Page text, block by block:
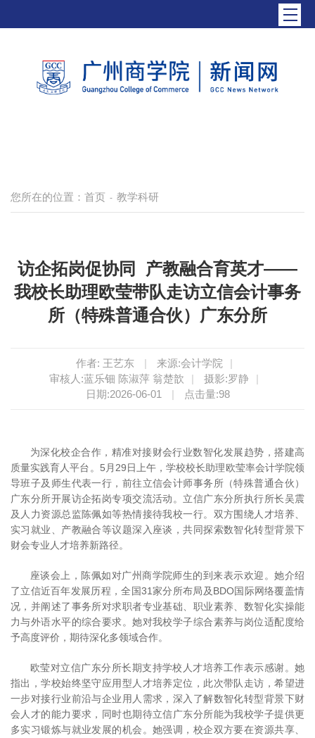
您所在的位置： 首页 - 教学科研
访企拓岗促协同 产教融合育英才——
我校长助理欧莹带队走访立信会计事务
所（特殊普通合伙）广东分所
作者: 王艺东 | 来源:会计学院
|
审核人:蓝乐钿 陈淑萍 翁楚歆
| 摄影:罗静
|
日期:2026-06-01
| 点击量:98
为深化校企合作，精准对接财会行业数智化发展趋势，搭建高
质量实践育人平台。5月29日上午，学校校长助理欧莹率会计学院领
导班子及师生代表一行，前往立信会计师事务所（特殊普通合伙）
广东分所开展访企拓岗专项交流活动。立信广东分所执行所长吴震
及人力资源总监陈佩如等热情接待我校一行。双方围绕人才培养、
实习就业、产教融合等议题深入座谈，共同探索数智化转型背景下
财会专业人才培养新路径。
座谈会上，陈佩如对广州商学院师生的到来表示欢迎。她介绍
了立信近百年发展历程，全国31家分所布局及BDO国际网络覆盖情
况，并阐述了事务所对求职者专业基础、职业素养、数智化实操能
力与外语水平的综合要求。她对我校学子综合素养与岗位适配度给
予高度评价，期待深化多领域合作。
欧莹对立信广东分所长期支持学校人才培养工作表示感谢。她
指出，学校始终坚守应用型人才培养定位，此次带队走访，希望进
一步对接行业前沿与企业用人需求，深入了解数智化转型背景下财
会人才的能力要求，同时也期待立信广东分所能为我校学子提供更
多实习锻炼与就业发展的机会。她强调，校企双方要在资源共享、